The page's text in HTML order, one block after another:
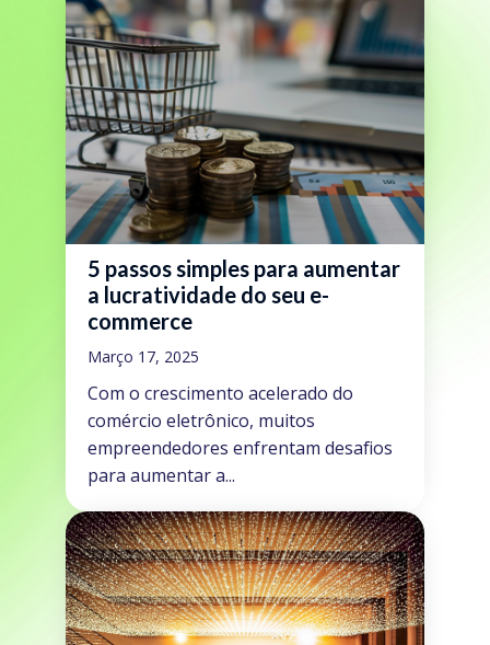
5 passos simples para aumentar
a lucratividade do seu e-
commerce
Março 17, 2025
Com o crescimento acelerado do
comércio eletrônico, muitos
empreendedores enfrentam desafios
para aumentar a...